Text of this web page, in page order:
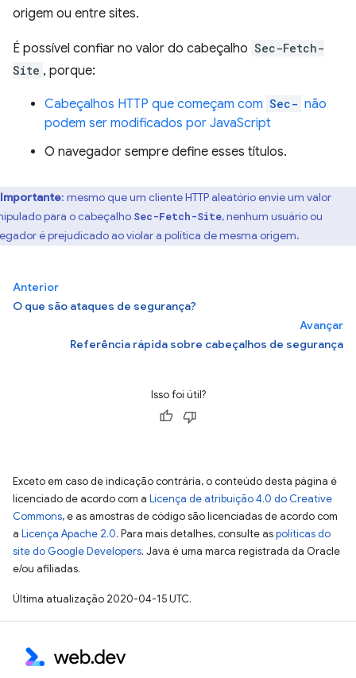
origem ou entre sites.
É possível confiar no valor do cabeçalho Sec-Fetch-
Site , porque:
Cabeçalhos HTTP que começam com Sec- não
podem ser modificados por JavaScript
O navegador sempre define esses títulos.
Importante: mesmo que um cliente HTTP aleatório envie um valor
para o cabeçalho Sec-Fetch-Site, nenhum usuário ou
é prejudicado ao violar a política de mesma origem.
Anterior
O que são ataques de segurança?
Avançar
Referência rápida sobre cabeçalhos de segurança
Isso foi útil?
Exceto em caso de indicação contrária, o conteúdo desta página é
licenciado de acordo com a Licença de atribuição 4.0 do Creative
Commons, e as amostras de código são licenciadas de acordo com
a Licença Apache 2.0. Para mais detalhes, consulte aspolíticas do
site do Google Developers. Java é uma marca registrada da Oracle
e/ou afiliadas.
Última atualização 2020-04-15 UTC.